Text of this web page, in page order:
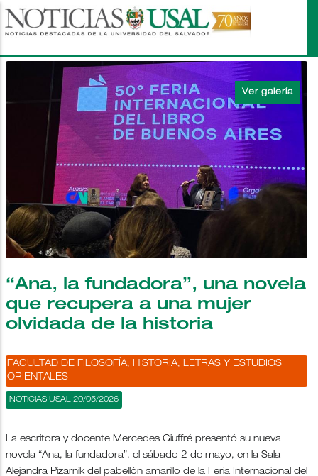
Pasar
al
principal
“Ana, la fundadora”, una novela
que recupera a una mujer
olvidada de la historia
FACULTAD DE FILOSOFÍA, HISTORIA, LETRAS Y ESTUDIOS
ORIENTALES
NOTICIAS USAL 20/05/2026
La escritora y docente Mercedes Giuffré presentó su nueva
novela “Ana, la fundadora”, el sábado 2 de mayo, en la Sala
Alejandra Pizarnik del pabellón amarillo de la Feria Internacional del